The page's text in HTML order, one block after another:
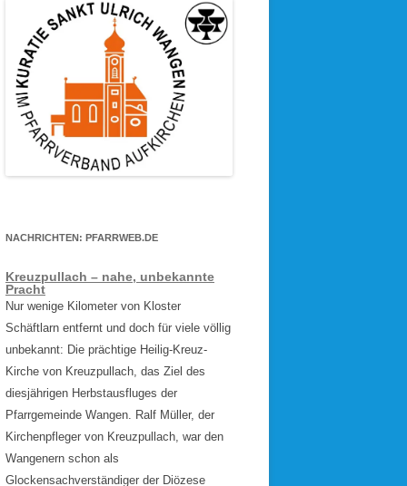
NACHRICHTEN: PFARRWEB.DE
Kreuzpullach – nahe, unbekannte
Pracht
Nur wenige Kilometer von Kloster
Schäftlarn entfernt und doch für viele völlig
unbekannt: Die prächtige Heilig-Kreuz-
Kirche von Kreuzpullach, das Ziel des
diesjährigen Herbstausfluges der
Pfarrgemeinde Wangen. Ralf Müller, der
Kirchenpfleger von Kreuzpullach, war den
Wangenern schon als
Glockensachverständiger der Diözese